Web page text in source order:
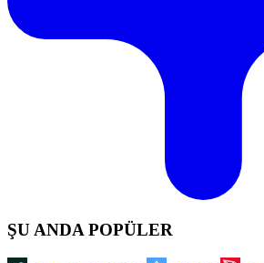
ŞU ANDA POPÜLER